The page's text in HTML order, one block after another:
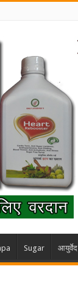
Sugar आयुर्वेद